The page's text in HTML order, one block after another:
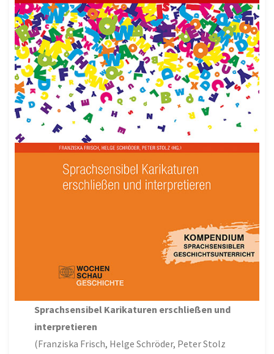
Sprachsensibel Karikaturen erschließen und
interpretieren
(Franziska Frisch, Helge Schröder, Peter Stolz